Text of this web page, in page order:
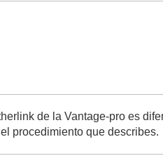
de la Vantage-pro es
procedimiento que